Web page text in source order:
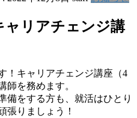
ャリアチェンジ講
キャリアチェンジ講座（4
師を務めます。
備をする方も、就活はひとり
張りましょう！